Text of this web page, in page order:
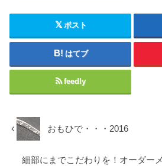
ポスト
はてブ
feedly
おもひで・・・2016
細部にまでこだわりを！オーダー